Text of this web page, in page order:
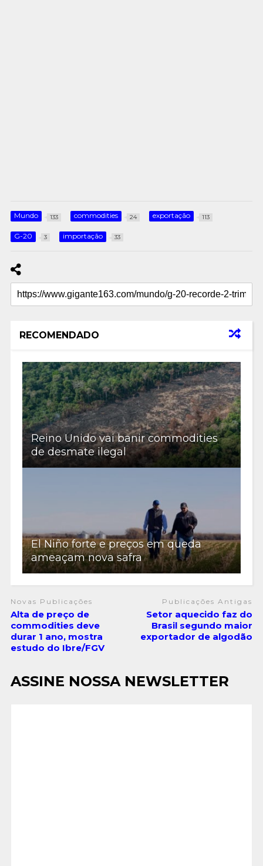
Mundo 133 commodities 24 exportação 113
G-20 3 importação 33
RECOMENDADO
Reino Unido vai banir commodities
de desmate ilegal
El Niño forte e preços em queda
ameaçam nova safra
Novas Publicações
Alta de preço de
commodities deve
durar 1 ano, mostra
estudo do Ibre/FGV
Publicações Antigas
Setor aquecido faz do
Brasil segundo maior
exportador de algodão
ASSINE NOSSA NEWSLETTER